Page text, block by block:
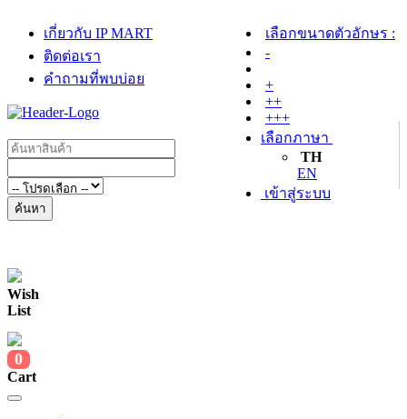
เกี่ยวกับ IP MART
ติดต่อเรา
คำถามที่พบบ่อย
เลือกขนาดตัวอักษร :
-
+
++
+++
เลือกภาษา
TH
EN
เข้าสู่ระบบ
ค้นหา
Wish
List
0
Cart